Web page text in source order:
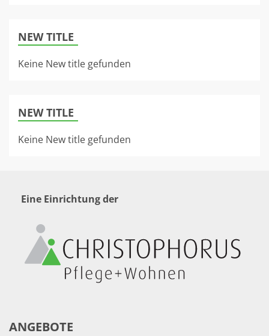
NEW TITLE
Keine New title gefunden
NEW TITLE
Keine New title gefunden
Eine Einrichtung der
ANGEBOTE